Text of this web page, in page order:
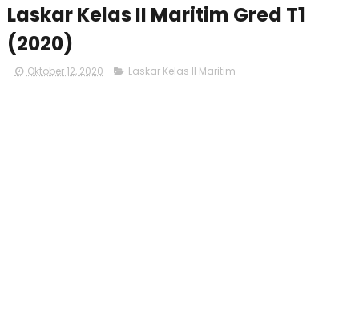
Laskar Kelas II Maritim Gred T1
(2020)
Oktober 12, 2020 Laskar Kelas II Maritim